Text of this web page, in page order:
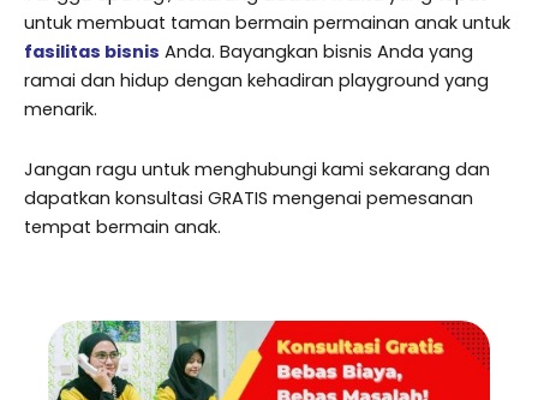
untuk membuat taman bermain permainan anak untuk
fasilitas bisnis Anda. Bayangkan bisnis Anda yang
ramai dan hidup dengan kehadiran playground yang
menarik.
Jangan ragu untuk menghubungi kami sekarang dan
dapatkan konsultasi GRATIS mengenai pemesanan
tempat bermain anak.